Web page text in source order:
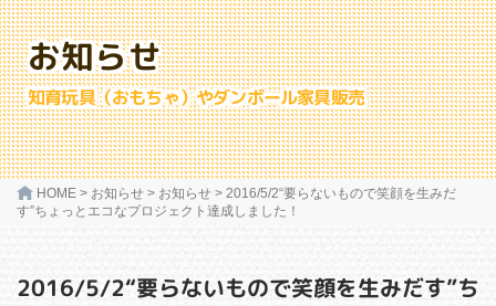
お知らせ
知育玩具（おもちゃ）やダンボール家具販売
HOME > お知らせ > お知らせ > 2016/5/2“要らないもので笑顔を生みだ
す”ちょっとエコなプロジェクト達成しました！
2016/5/2“要らないもので笑顔を生みだす”ち